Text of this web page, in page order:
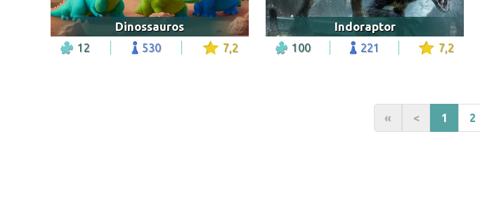
Dinossauros
12 530 7,2
Indoraptor
100 221 7,2
« < 1 2